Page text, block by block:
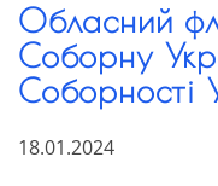
Обласний
Соборну
Соборності
18.01.2024